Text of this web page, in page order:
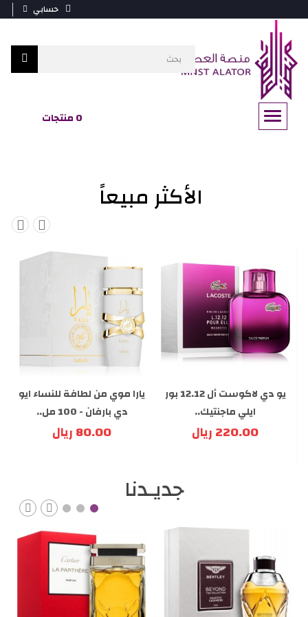
حسابي
0 منتجات
الأكثر مبيعاً
يو دي لاكوست أل 12.12 بور
ايلي ماجنتيك..
220.00 ريال
يارا موي من لطافة للنساء ايو
دي بارفان - 100 مل..
80.00 ريال
جديـدنا